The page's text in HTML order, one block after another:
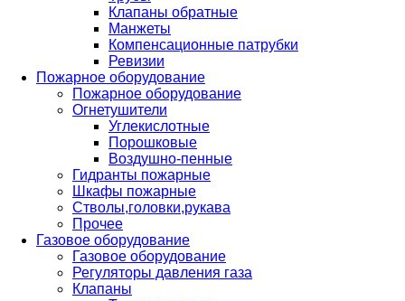
Клапаны обратные
Манжеты
Компенсационные патрубки
Ревизии
Пожарное оборудование
Пожарное оборудование
Огнетушители
Углекислотные
Порошковые
Воздушно-пенные
Гидранты пожарные
Шкафы пожарные
Стволы,головки,рукава
Прочее
Газовое оборудование
Газовое оборудование
Регуляторы давления газа
Клапаны